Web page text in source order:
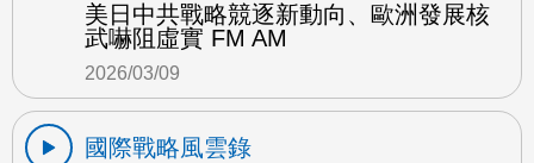
美日中共戰略競逐新動向、歐洲發展核
武嚇阻虛實 FM AM
2026/03/09
國際戰略風雲錄